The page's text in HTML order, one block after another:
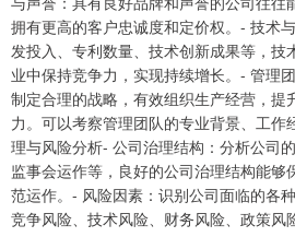
拥有更高的客户忠诚度和定价权。- 技术
发投入、专利数量、技术创新成果等，技
业中保持竞争力，实现持续增长。- 管理
制定合理的战略，有效组织生产经营，提
力。可以考察管理团队的专业背景、工作
理与风险分析- 公司治理结构：分析公司
监事会运作等，良好的公司治理结构能够
范运作。- 风险因素：识别公司面临的各
竞争风险、技术风险、财务风险、政策风